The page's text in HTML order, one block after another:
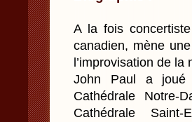
A la fois
canadien, mène
l’improvisation de
John Paul a joué
Cathédrale Notre-
Cathédrale